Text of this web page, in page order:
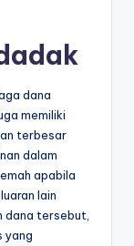
dana
memiliki
terbesar
dalam
apabila
lain
dana tersebut,
yang